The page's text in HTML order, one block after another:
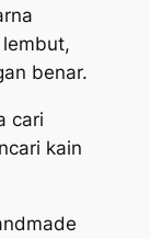
benar.
cari
kain